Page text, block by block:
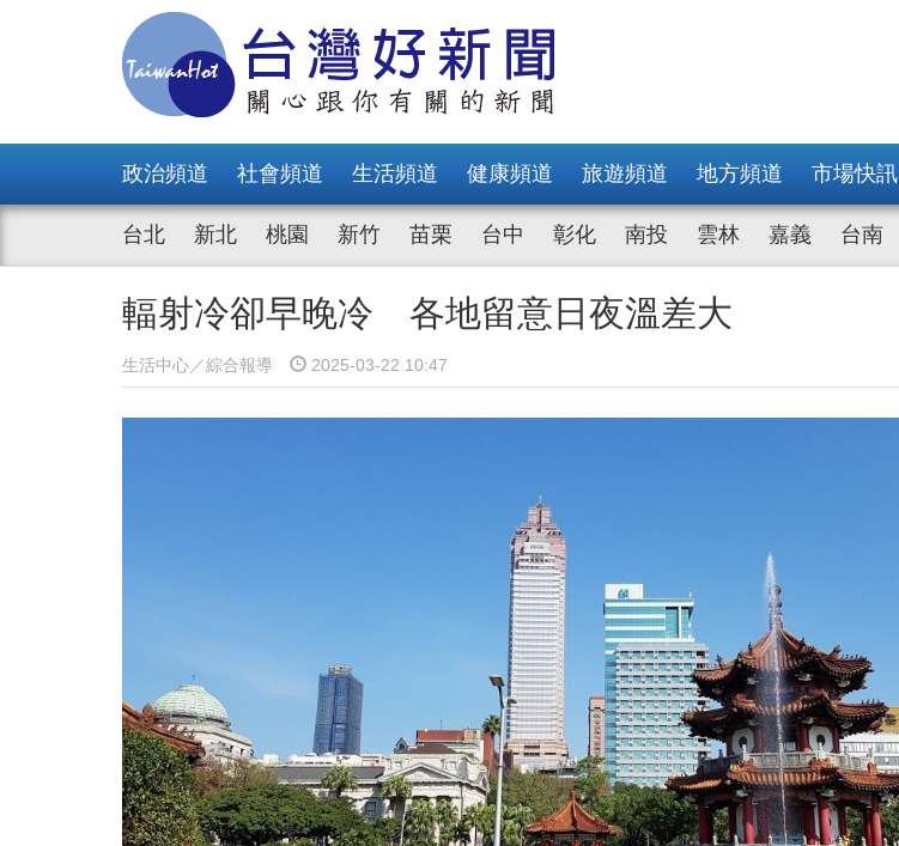
政治頻道 社會頻道 生活頻道 健康頻道 旅遊頻道 地方頻道 市場快訊
台北 新北 桃園 新竹 苗栗 台中 彰化 南投 雲林 嘉義 台南
輻射冷卻早晚冷 各地留意日夜溫差大
生活中心／綜合報導 2025-03-22 10:47